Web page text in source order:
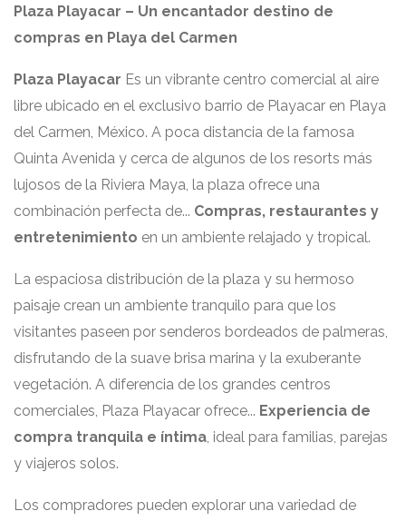
Plaza Playacar – Un encantador destino de
compras en Playa del Carmen
Plaza Playacar Es un vibrante centro comercial al aire
libre ubicado en el exclusivo barrio de Playacar en Playa
del Carmen, México. A poca distancia de la famosa
Quinta Avenida y cerca de algunos de los resorts más
lujosos de la Riviera Maya, la plaza ofrece una
combinación perfecta de... Compras, restaurantes y
entretenimiento en un ambiente relajado y tropical.
La espaciosa distribución de la plaza y su hermoso
paisaje crean un ambiente tranquilo para que los
visitantes paseen por senderos bordeados de palmeras,
disfrutando de la suave brisa marina y la exuberante
vegetación. A diferencia de los grandes centros
comerciales, Plaza Playacar ofrece... Experiencia de
compra tranquila e íntima, ideal para familias, parejas
y viajeros solos.
Los compradores pueden explorar una variedad de